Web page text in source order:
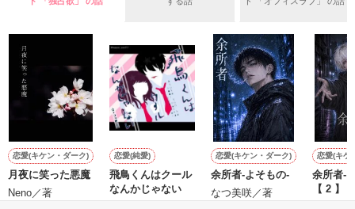
＊以前、公開していた話の改稿版です＊
作品を読む
鷹哉『宜しくな、俺の雛子』🦅
雛子『俺の……ひぃ、雛子？！！！』🐥
シゴデキで冷徹な上司が見せる素顔は、なぜか想像以上に甘く
※表紙も作中使用の画像も全てフリー素材です。
※執筆期間2026.6.3〜7.20完結です。
恋愛(キケン・ダーク)
月夜に笑った悪魔
Neno／著
恋愛(純愛)
飛鳥くんはクール
なんかじゃない
恋愛(キケン・ダーク)
余所者-よそもの-
なつ美咲／著
恋愛(キケ
余所者-
【 2 】